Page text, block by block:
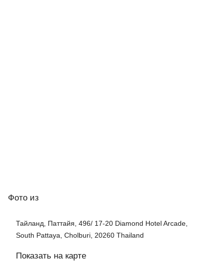
Фото из
Тайланд, Паттайя, 496/ 17-20 Diamond Hotel Arcade,
South Pattaya, Cholburi, 20260 Thailand
Показать на карте